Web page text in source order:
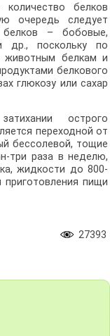
белков
очередь следует
белков – бобовые,
др., поскольку по
животным белкам и
белкового
глюкозу или сахар
острого
переходной от
бессолевой, тощие
три раза в неделю,
жидкости до 800-
приготовления пищи
27393